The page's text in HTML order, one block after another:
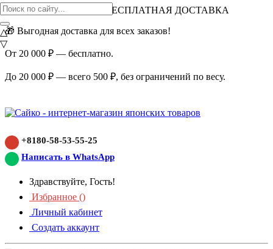
ВНИМАНИЕ АКЦИЯ!
БЕСПЛАТНАЯ ДОСТАВКА
🎁 Выгодная доставка для всех заказов!
От 20 000 ₽ — бесплатно.
До 20 000 ₽ — всего 500 ₽, без ограничений по весу.
+8180-58-53-55-25
Написать в WhatsApp
Здравствуйте, Гость!
Избранное ()
Личный кабинет
Создать аккаунт
△
▽